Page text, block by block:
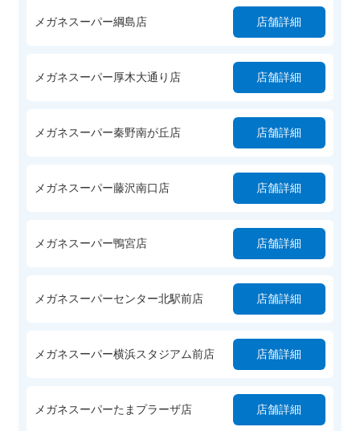
メガネスーパー綱島店 店舗詳細
メガネスーパー厚木大通り店 店舗詳細
メガネスーパー秦野南が丘店 店舗詳細
メガネスーパー藤沢南口店 店舗詳細
メガネスーパー鴨宮店 店舗詳細
メガネスーパーセンター北駅前店 店舗詳細
メガネスーパー横浜スタジアム前店 店舗詳細
メガネスーパーたまプラーザ店 店舗詳細